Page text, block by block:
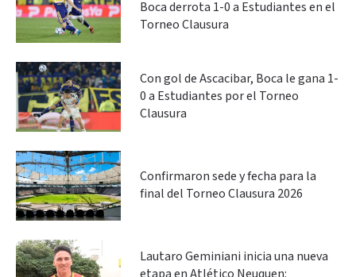
Boca derrota 1-0 a Estudiantes en el
Torneo Clausura
Con gol de Ascacibar, Boca le gana 1-
0 a Estudiantes por el Torneo
Clausura
Confirmaron sede y fecha para la
final del Torneo Clausura 2026
Lautaro Geminiani inicia una nueva